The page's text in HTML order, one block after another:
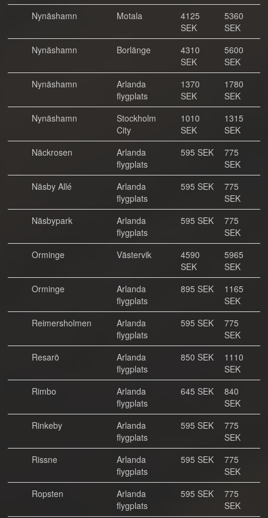
Nynäshamn
Motala
4125
SEK
5360
SEK
Nynäshamn
Borlänge
4310
SEK
5600
SEK
Nynäshamn
Arlanda
flygplats
1370
SEK
1780
SEK
Nynäshamn
Stockholm
City
1010
SEK
1315
SEK
Näckrosen
Arlanda
flygplats
595 SEK
775
SEK
Näsby Allé
Arlanda
flygplats
595 SEK
775
SEK
Näsbypark
Arlanda
flygplats
595 SEK
775
SEK
Orminge
Västervik
4590
SEK
5965
SEK
Orminge
Arlanda
flygplats
895 SEK
1165
SEK
Reimersholmen
Arlanda
flygplats
595 SEK
775
SEK
Resarö
Arlanda
flygplats
850 SEK
1110
SEK
Rimbo
Arlanda
flygplats
645 SEK
840
SEK
Rinkeby
Arlanda
flygplats
595 SEK
775
SEK
Rissne
Arlanda
flygplats
595 SEK
775
SEK
Ropsten
Arlanda
flygplats
595 SEK
775
SEK